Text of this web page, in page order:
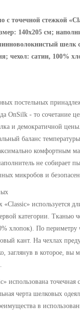
с точечной стежкой
140х205 см;
шелк
чехол: сатин, 100%
постельных
OnSilk - то сочетание
и демократичной цены.
баланс
комфортным
не собирает
микробов и
«Classic» используется
категории. Тканью
хлопок). По периметру
кант. На чехлах
заглянув в которое, вы
использована точечная
черта шелковых
в